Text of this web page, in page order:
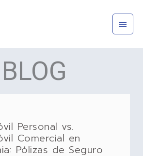
BLOG
Personal vs.
Comercial en
Pólizas de Seguro